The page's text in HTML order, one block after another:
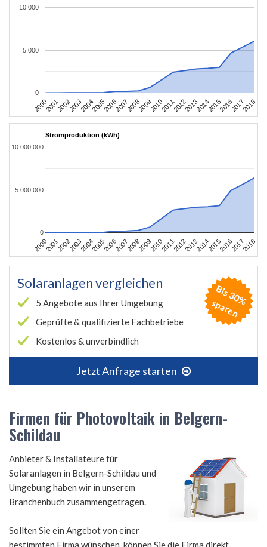
2000200120022003200420052006200720082009201020112012201320142015201620172018
0
5.000
10.000
Stromproduktion (kWh)
2000200120022003200420052006200720082009201020112012201320142015201620172018
0
5.000.000
10.000.000
Solaranlagen vergleichen
5 Angebote aus Ihrer Umgebung
Geprüfte & qualifizierte Fachbetriebe
Kostenlos & unverbindlich
Jetzt Anfrage starten
B
is
3
0
%
s
p
a
r
e
n
Firmen für Photovoltaik in Belgern-
Schildau
Anbieter & Installateure für
Solaranlagen in Belgern-Schildau und
Umgebung haben wir in unserem
Branchenbuch zusammengetragen.
Sollten Sie ein Angebot von einer
bestimmten Firma wünschen, können Sie die Firma direkt